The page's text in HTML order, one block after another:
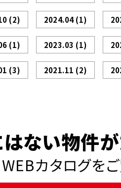
(2) 2024.04(1)
(1) 2023.03 (1)
(3) 2021.11 (2)
ない物件が
カタログを